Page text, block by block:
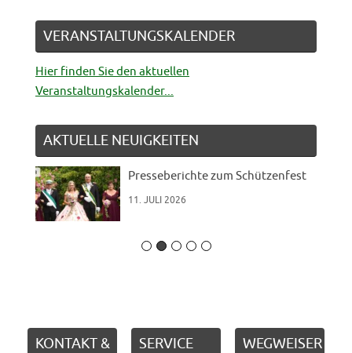
VERANSTALTUNGSKALENDER
Hier finden Sie den aktuellen
Veranstaltungskalender...
AKTUELLE NEUIGKEITEN
Presseberichte zum Schützenfest
11. JULI 2026
KONTAKT &
SERVICE WEGWEISER